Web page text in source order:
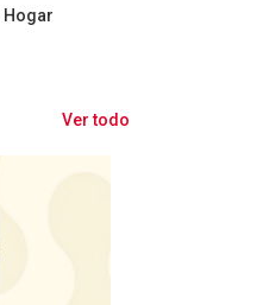
Hogar
Ver todo